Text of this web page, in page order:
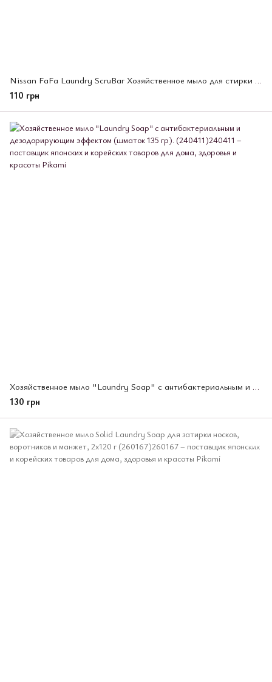
Nissan FaFa Laundry ScruBar Хозяйственное мыло для стирки 150 гр
110 грн
Хозяйственное мыло "Laundry Soap" с антибактериальным и дезодорирующим эффектом (шматок 135 гр). (240411)
130 грн